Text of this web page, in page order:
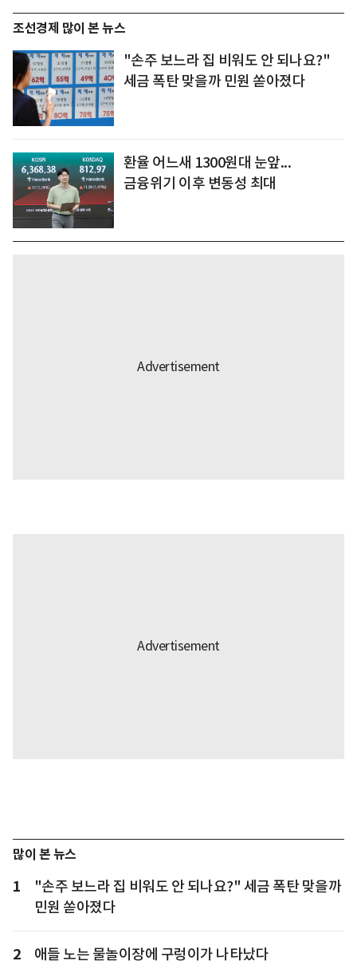
조선경제 많이 본 뉴스
"손주 보느라 집 비워도 안 되나요?"
세금 폭탄 맞을까 민원 쏟아졌다
환율 어느새 1300원대 눈앞...
금융위기 이후 변동성 최대
많이 본 뉴스
1
"손주 보느라 집 비워도 안 되나요?" 세금 폭탄 맞을까
민원 쏟아졌다
2 애들 노는 물놀이장에 구렁이가 나타났다